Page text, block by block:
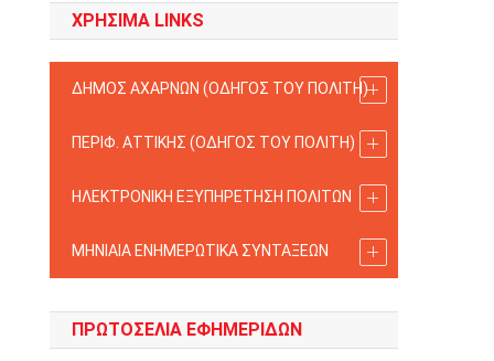
ΧΡΗΣΙΜΑ LINKS
ΔΗΜΟΣ ΑΧΑΡΝΩΝ (ΟΔΗΓΟΣ TOY ΠΟΛΙΤΗ)
ΠΕΡΙΦ. ΑΤΤΙΚΗΣ (ΟΔΗΓΟΣ TOY ΠΟΛΙΤΗ)
ΗΛΕΚΤΡΟΝΙΚΗ ΕΞΥΠΗΡΕΤΗΣΗ ΠΟΛΙΤΩΝ
ΜΗΝΙΑΙΑ ΕΝΗΜΕΡΩΤΙΚΑ ΣΥΝΤΑΞΕΩΝ
ΠΡΩΤΟΣΈΛΙΑ ΕΦΗΜΕΡΊΔΩΝ